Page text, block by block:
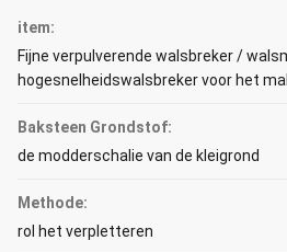
item:
Fijne verpulverende walsbreker /
hogesnelheidswalsbreker voor het
Baksteen Grondstof:
de modderschalie van de kleigrond
Methode:
rol het verpletteren